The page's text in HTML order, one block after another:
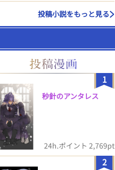
投稿小説をもっと見る
1
秒針のアンタレス
24h.ポイント 2,769pt
2